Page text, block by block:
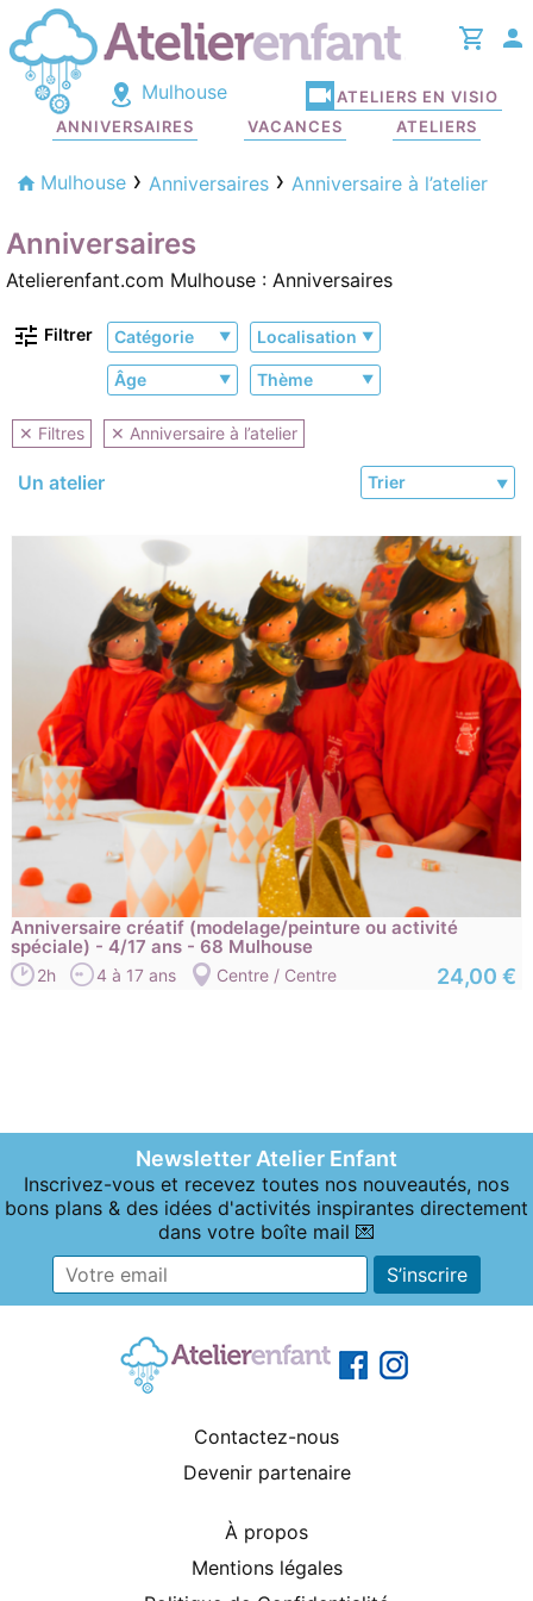
Mulhouse
ANNIVERSAIRES VACANCES ATELIERS
ATELIERS EN VISIO
Mulhouse Anniversaires Anniversaire à l’atelier
Anniversaires
Atelierenfant.com Mulhouse : Anniversaires
Filtrer Catégorie Localisation
Âge Thème
✕ Filtres ✕ Anniversaire à l’atelier
Un atelier Trier
Anniversaire créatif (modelage/peinture ou activité
spéciale) - 4/17 ans - 68 Mulhouse
2h 4 à 17 ans Centre / Centre 24,00 €
Newsletter Atelier Enfant
Inscrivez-vous et recevez toutes nos nouveautés, nos
bons plans & des idées d'activités inspirantes directement
dans votre boîte mail 💌
Contactez-nous
Devenir partenaire
À propos
Mentions légales